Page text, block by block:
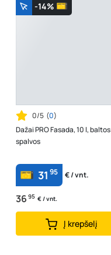
-14%
0/5 (0)
Dažai PRO Fasada, 10 l, baltos
spalvos
31 95 € / vnt.
36 95 € / vnt.
Į krepšelį